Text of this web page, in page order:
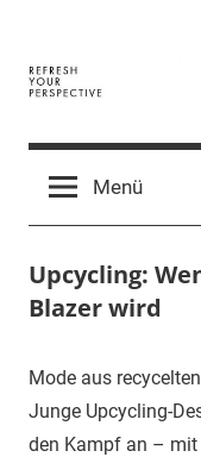
springen
Y
Digital
BusinessMenü
Upcycling:
Blazer wird
8.
Mai
2015
terminal-
y
Urbi
et
orbi
Mode aus
Junge Upcycling-
den Kampf an –